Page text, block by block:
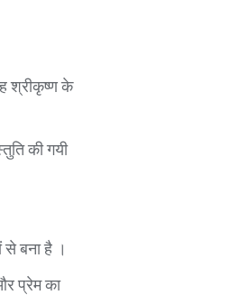
श्रीकृष्ण के
की गयी
से बना है ।
प्रेम का